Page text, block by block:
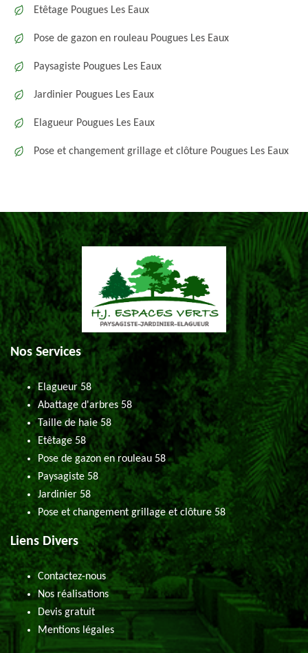
Etêtage Pougues Les Eaux
Pose de gazon en rouleau Pougues Les Eaux
Paysagiste Pougues Les Eaux
Jardinier Pougues Les Eaux
Elagueur Pougues Les Eaux
Pose et changement grillage et clôture Pougues Les Eaux
Nos Services
Elagueur 58
Abattage d'arbres 58
Taille de haie 58
Etêtage 58
Pose de gazon en rouleau 58
Paysagiste 58
Jardinier 58
Pose et changement grillage et clôture 58
Liens Divers
Contactez-nous
Nos réalisations
Devis gratuit
Mentions légales